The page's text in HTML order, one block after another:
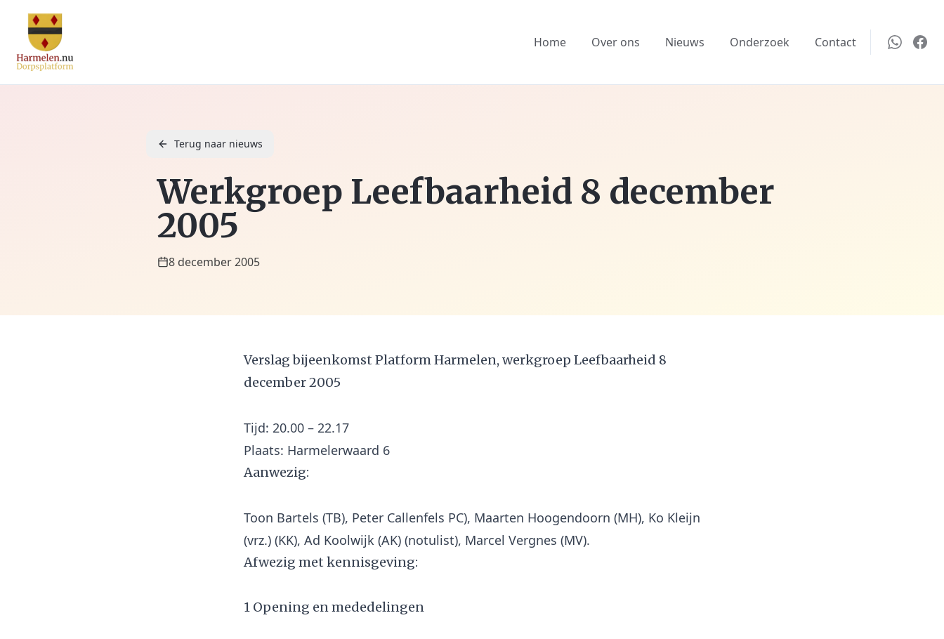
Home Over ons Nieuws Onderzoek Contact
Terug naar nieuws
Werkgroep Leefbaarheid 8 december
2005
8 december 2005
Verslag bijeenkomst Platform Harmelen, werkgroep Leefbaarheid 8
december 2005
Tijd: 20.00 – 22.17
Aanwezig:
Toon Bartels (TB), Peter Callenfels PC), Maarten Hoogendoorn (MH), Ko Kleijn
Afwezig met kennisgeving:
1 Opening en mededelingen